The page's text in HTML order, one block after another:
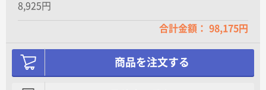
8,925円
合計金額： 98,175円
商品を注文する